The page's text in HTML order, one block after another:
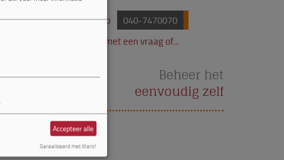
Bel ons op 040-7470070
Mail ons met een vraag of...
Beheer het
eenvoudig zelf
Accepteer alle
Gerealiseerd met Klaro!